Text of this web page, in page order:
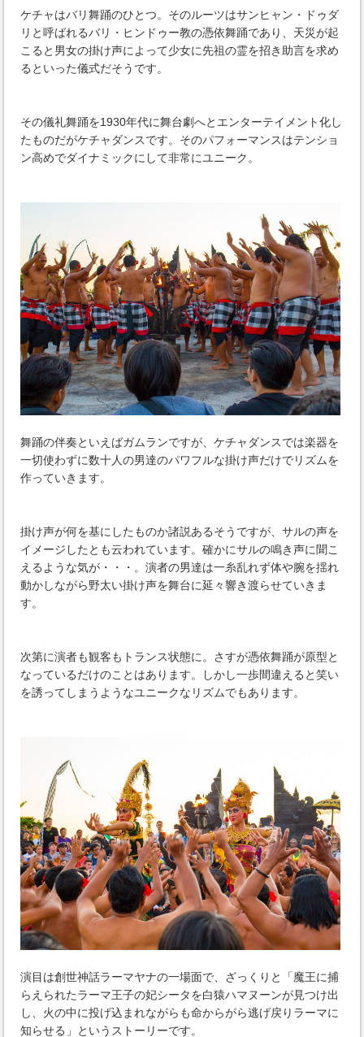
ケチャはバリ舞踊のひとつ。そのルーツはサンヒャン・ドゥダ
リと呼ばれるバリ・ヒンドゥー教の憑依舞踊であり、天災が起
こると男女の掛け声によって少女に先祖の霊を招き助言を求め
るといった儀式だそうです。
その儀礼舞踊を1930年代に舞台劇へとエンターテイメント化し
たものだがケチャダンスです。そのパフォーマンスはテンショ
ン高めでダイナミックにして非常にユニーク。
舞踊の伴奏といえばガムランですが、ケチャダンスでは楽器を
一切使わずに数十人の男達のパワフルな掛け声だけでリズムを
作っていきます。
掛け声が何を基にしたものか諸説あるそうですが、サルの声を
イメージしたとも云われています。確かにサルの鳴き声に聞こ
えるような気が・・・。演者の男達は一糸乱れず体や腕を揺れ
動かしながら野太い掛け声を舞台に延々響き渡らせていきま
す。
次第に演者も観客もトランス状態に。さすが憑依舞踊が原型と
なっているだけのことはあります。しかし一歩間違えると笑い
を誘ってしまうようなユニークなリズムでもあります。
演目は創世神話ラーマヤナの一場面で、ざっくりと「魔王に捕
らえられたラーマ王子の妃シータを白猿ハマヌーンが見つけ出
し、火の中に投げ込まれながらも命からがら逃げ戻りラーマに
知らせる」というストーリーです。